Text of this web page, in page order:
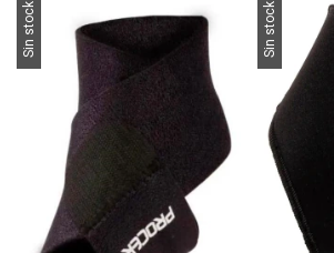
Sin stock Sin stock